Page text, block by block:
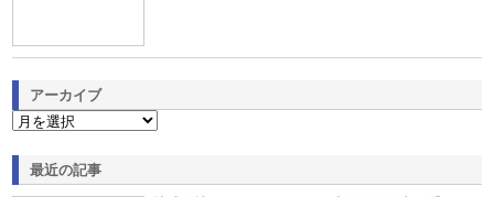
アーカイブ
最近の記事